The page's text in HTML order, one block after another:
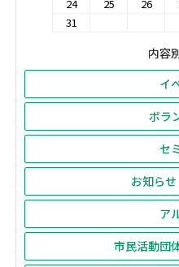
24
25 26
31
内容
イ
ボラ
セ
お知ら
ア
市民活動団